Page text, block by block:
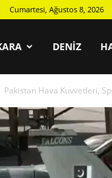
Cumartesi, Ağustos 8, 2026
DENIZ
Pakistan Hava Kuvvetleri,